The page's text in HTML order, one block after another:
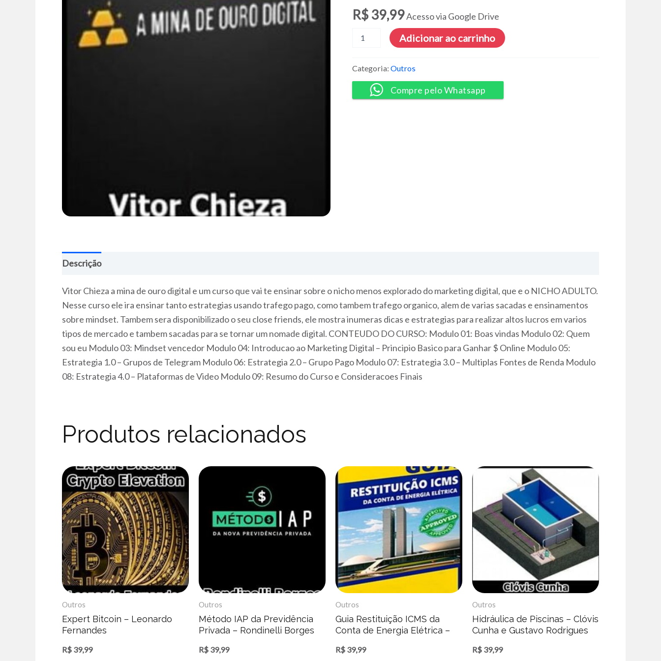
R$39,99Acesso via Google Drive
Adulto
Chieza
quantidade
Adicionar ao carrinho
Categoria: Outros
Compre pelo Whatsapp
Descrição
Vitor Chieza a mina de ouro digital e um curso que vai te ensinar sobre o nicho menos explorado do marketing digital, que e o NICHO ADULTO.
Nesse curso ele ira ensinar tanto estrategias usando trafego pago, como tambem trafego organico, alem de varias sacadas e ensinamentos
sobre mindset. Tambem sera disponibilizado o seu close friends, ele mostra inumeras dicas e estrategias para realizar altos lucros em varios
tipos de mercado e tambem sacadas para se tornar um nomade digital. CONTEUDO DO CURSO: Modulo 01: Boas vindas Modulo 02: Quem
sou eu Modulo 03: Mindset vencedor Modulo 04: Introducao ao Marketing Digital – Principio Basico para Ganhar $ Online Modulo 05:
Estrategia 1.0 – Grupos de Telegram Modulo 06: Estrategia 2.0 – Grupo Pago Modulo 07: Estrategia 3.0 – Multiplas Fontes de Renda Modulo
08: Estrategia 4.0 – Plataformas de Video Modulo 09: Resumo do Curso e Consideracoes Finais
Produtos relacionados
Outros
Expert Bitcoin – Leonardo
Fernandes
R$ 39,99
Outros
Método IAP da Previdência
Privada – Rondinelli Borges
R$ 39,99
Outros
Guia Restituição ICMS da
Conta de Energia Elétrica –
R$ 39,99
Outros
Hidráulica de Piscinas – Clóvis
Cunha e Gustavo Rodrigues
R$ 39,99